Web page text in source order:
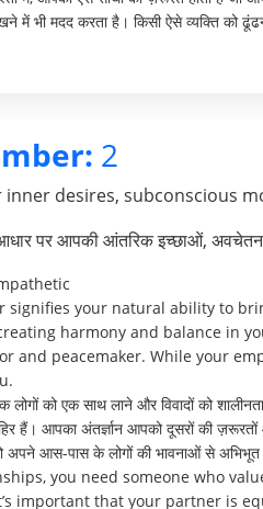
में भी मदद करता है। किसी ऐसे व्यक्ति को
2
inner desires, subconscious
पर आपकी आंतरिक इच्छाओं,
signifies your natural ability to
harmony and balance in
and peacemaker. While your
को एक साथ लाने और विवादों को
हैं। आपका अंतर्ज्ञान आपको दूसरों की
अपने आस-पास के लोगों की भावनाओं से अभिभूत
you need someone who
important that your partner is